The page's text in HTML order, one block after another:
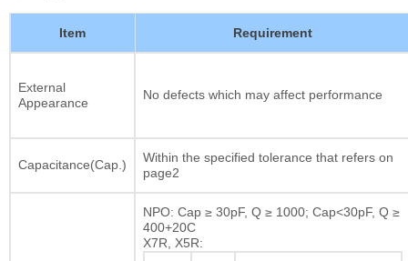
Item Requirement
External
Appearance
No defects which may affect performance
Capacitance(Cap.)
Within the specified tolerance that refers on
page2
NPO: Cap ≥ 30pF, Q ≥ 1000; Cap<30pF, Q ≥
400+20C
X7R, X5R: